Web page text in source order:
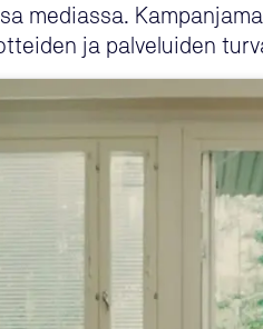
mediassa.
ja palveluiden